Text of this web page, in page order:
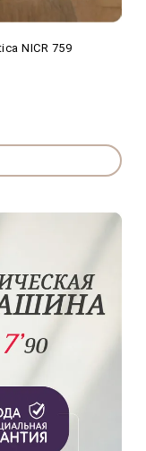
NICR 759